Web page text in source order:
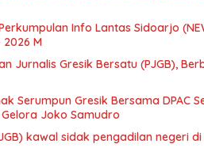
Info Lantas Sidoarjo
2026 M
Jurnalis Gresik Bersatu (PJGB),
Serumpun Gresik Bersama DPAC
Joko Samudro
kawal sidak pengadilan negeri